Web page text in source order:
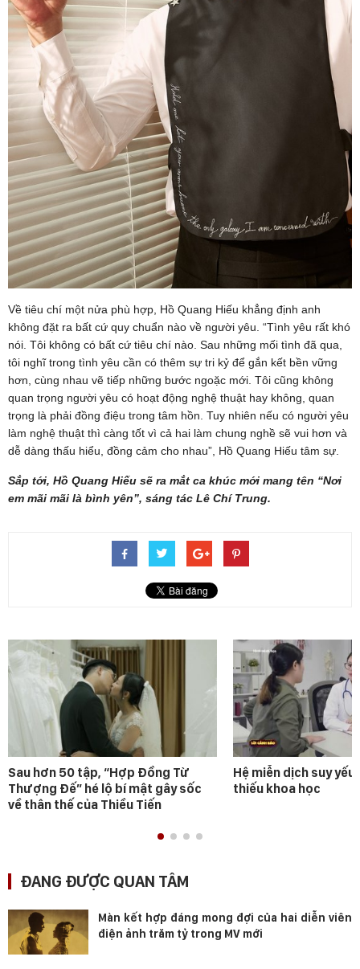
Về tiêu chí một nửa phù hợp, Hồ Quang Hiếu khẳng định anh
không đặt ra bất cứ quy chuẩn nào về người yêu. “Tình yêu rất khó
nói. Tôi không có bất cứ tiêu chí nào. Sau những mối tình đã qua,
tôi nghĩ trong tình yêu cần có thêm sự tri kỷ để gắn kết bền vững
hơn, cùng nhau vẽ tiếp những bước ngoặc mới. Tôi cũng không
quan trọng người yêu có hoạt động nghệ thuật hay không, quan
trọng là phải đồng điệu trong tâm hồn. Tuy nhiên nếu có người yêu
làm nghệ thuật thì càng tốt vì cả hai làm chung nghề sẽ vui hơn và
dễ dàng thấu hiểu, đồng cảm cho nhau”, Hồ Quang Hiếu tâm sự.
Sắp tới, Hồ Quang Hiếu sẽ ra mắt ca khúc mới mang tên “Nơi
em mãi mãi là bình yên”, sáng tác Lê Chí Trung.
Sau hơn 50 tập, “Hợp Đồng Từ
Thượng Đế” hé lộ bí mật gây sốc
về thân thế của Thiều Tiến
Hệ miễn dịch suy
thiếu khoa học
ĐANG ĐƯỢC QUAN TÂM
Màn kết hợp đáng mong đợi của hai diễn viên
điện ảnh trăm tỷ trong MV mới